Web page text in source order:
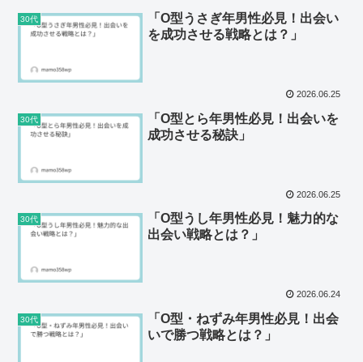
30代
「O型うさぎ年男性必見！出会い
を成功させる戦略とは？」
2026.06.25
30代
「O型とら年男性必見！出会いを
成功させる秘訣」
2026.06.25
30代
「O型うし年男性必見！魅力的な
出会い戦略とは？」
2026.06.24
30代
「O型・ねずみ年男性必見！出会
いで勝つ戦略とは？」